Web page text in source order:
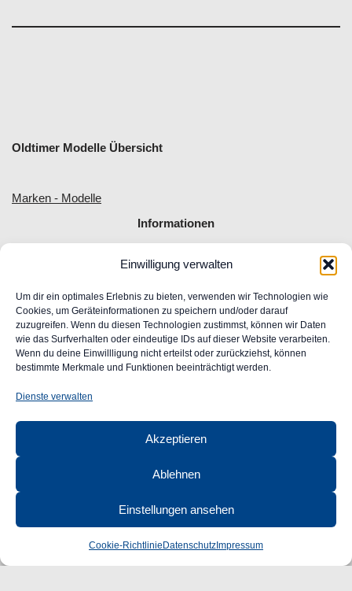
Einwilligung verwalten
Um dir ein optimales Erlebnis zu bieten, verwenden wir Technologien wie
Cookies, um Geräteinformationen zu speichern und/oder darauf
zuzugreifen. Wenn du diesen Technologien zustimmst, können wir Daten
wie das Surfverhalten oder eindeutige IDs auf dieser Website verarbeiten.
Wenn du deine Einwillligung nicht erteilst oder zurückziehst, können
bestimmte Merkmale und Funktionen beeinträchtigt werden.
Dienste verwalten
Akzeptieren
Ablehnen
Einstellungen ansehen
Cookie-Richtlinie Datenschutz Impressum
Oldtimer Modelle Übersicht
Marken - Modelle
Informationen
Allgemeine Geschäftsbedingungen
Impressum
Widerrufsrecht
Datenschutz
FAQ
Unser Engagement für Barrierefreiheit im Web
Ansprechpartner
CLASSIC AUTOGLAS
Robert-Bunsen-Str. 1
Öffnungszeiten:
Mo–Do 09:00–16:00 Uhr